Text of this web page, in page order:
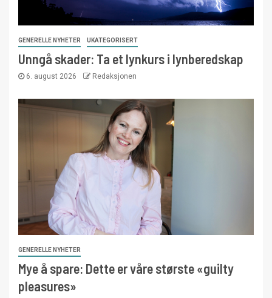
GENERELLE NYHETER UKATEGORISERT
Unngå skader: Ta et lynkurs i lynberedskap
6. august 2026 Redaksjonen
GENERELLE NYHETER
Mye å spare: Dette er våre største «guilty
pleasures»